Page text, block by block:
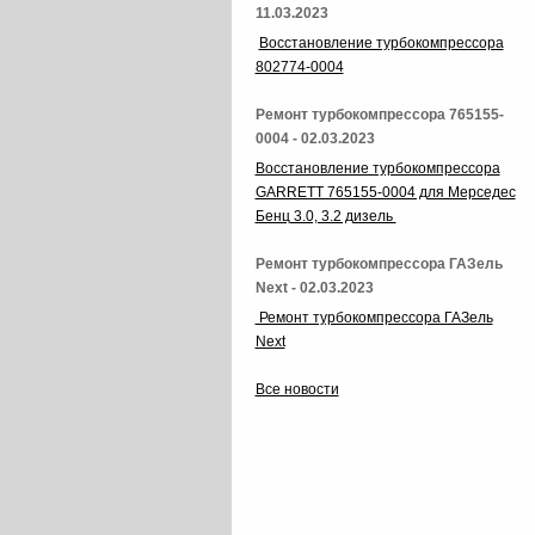
11.03.2023
Восстановление турбокомпрессора
802774-0004
Ремонт турбокомпрессора 765155-
0004 - 02.03.2023
Восстановление турбокомпрессора
GARRETT 765155-0004 для Мерседес
Бенц 3.0, 3.2 дизель
Ремонт турбокомпрессора ГАЗель
Next - 02.03.2023
Ремонт турбокомпрессора ГАЗель
Next
Все новости